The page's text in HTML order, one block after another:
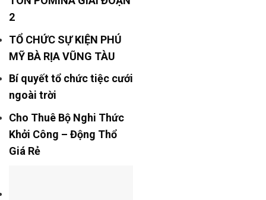
2
TỔ CHỨC SỰ KIỆN PHÚ
MỸ BÀ RỊA VŨNG TÀU
Bí quyết tổ chức tiệc cưới
ngoài trời
Cho Thuê Bộ Nghi Thức
Khởi Công – Động Thổ
Giá Rẻ